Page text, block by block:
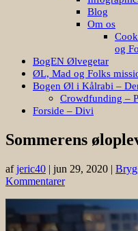
Blog
Om os
og
BogEN Ølvegetar
ØL, Mad og Folks
Bogen Øl i Kålrabi –
Crowdfunding –
Forside – Divi
Sommerens
afjeric40 | jun 29, 2020 |
Kommentarer